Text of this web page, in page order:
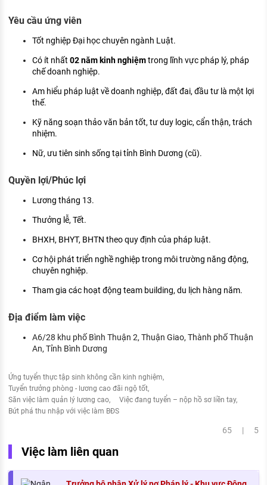
XÂY DỰNG VÀ PHÁT TRIỂN ĐỘI NGŨ
NHÂN SỰ
TUYỂN DỤNG VIỆC LÀM
Yêu cầu ứng viên
Tốt nghiệp Đại học chuyên ngành Luật.
Có ít nhất 02 năm kinh nghiệmtrong lĩnh vực pháp lý, pháp
chế doanh nghiệp.
Am hiểu pháp luật về doanh nghiệp, đất đai, đầu tư là một lợi
thế.
Kỹ năng soạn thảo văn bản tốt, tư duy logic, cẩn thận, trách
nhiệm.
Nữ, ưu tiên sinh sống tại tỉnh Bình Dương (cũ).
Quyền lợi/Phúc lợi
Lương tháng 13.
Thưởng lễ, Tết.
BHXH, BHYT, BHTN theo quy định của pháp luật.
Cơ hội phát triển nghề nghiệp trong môi trường năng động,
chuyên nghiệp.
Tham gia các hoạt động team building, du lịch hàng năm.
Địa điểm làm việc
A6/28 khu phố Bình Thuận 2, Thuận Giao, Thành phố Thuận
An, Tỉnh Bình Dương
Ứng tuyển thực tập sinh không cần kinh nghiệm
Tuyển trưởng phòng - lương cao đãi ngộ tốt
Săn việc làm quản lý lương cao
Việc đang tuyển – nộp hồ sơ liền tay
Bứt phá thu nhập với việc làm BĐS
65 | 5
Việc làm liên quan